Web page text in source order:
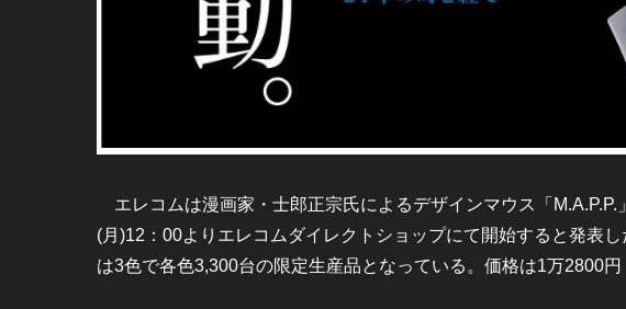
エレコムは漫画家・士郎正宗氏によるデザインマウス「M.A.P.P.
(月)12：00よりエレコムダイレクトショップにて開始すると発表
は3色で各色3,300台の限定生産品となっている。価格は1万2800円